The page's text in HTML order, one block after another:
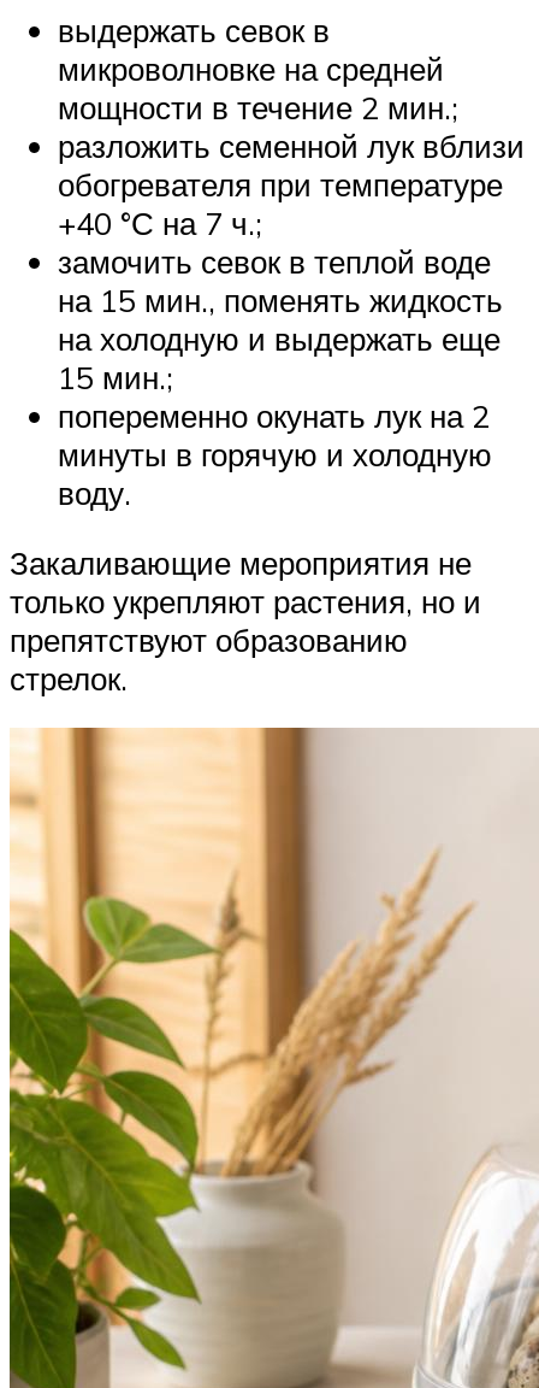
выдержать севок в
микроволновке на средней
мощности в течение 2 мин.;
разложить семенной лук вблизи
обогревателя при температуре
+40 °С на 7 ч.;
замочить севок в теплой воде
на 15 мин., поменять жидкость
на холодную и выдержать еще
15 мин.;
попеременно окунать лук на 2
минуты в горячую и холодную
воду.
Закаливающие мероприятия не
только укрепляют растения, но и
препятствуют образованию
стрелок.